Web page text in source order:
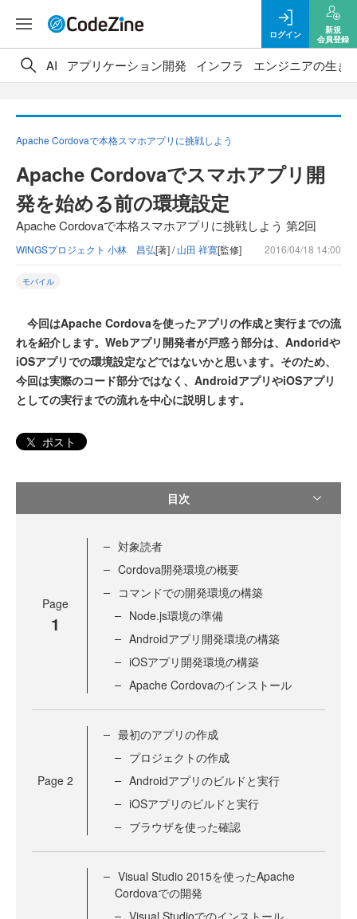
ログイン
新規
会員登録
AI アプリケーション開発 インフラ エンジニアの生き
Apache Cordovaで本格スマホアプリに挑戦しよう
Apache Cordovaでスマホアプリ開
発を始める前の環境設定
Apache Cordovaで本格スマホアプリに挑戦しよう 第2回
WINGSプロジェクト 小林 昌弘[著] /山田 祥寛[監修] 2016/04/18 14:00
モバイル
今回はApache Cordovaを使ったアプリの作成と実行までの流
れを紹介します。Webアプリ開発者が戸惑う部分は、Andoridや
iOSアプリでの環境設定などではないかと思います。そのため、
今回は実際のコード部分ではなく、AndroidアプリやiOSアプリ
としての実行までの流れを中心に説明します。
ポスト
目次
Page
1
対象読者
Cordova開発環境の概要
コマンドでの開発環境の構築
Node.js環境の準備
Androidアプリ開発環境の構築
iOSアプリ開発環境の構築
Apache Cordovaのインストール
Page 2
最初のアプリの作成
プロジェクトの作成
Androidアプリのビルドと実行
iOSアプリのビルドと実行
ブラウザを使った確認
Visual Studio 2015を使ったApache
Cordovaでの開発